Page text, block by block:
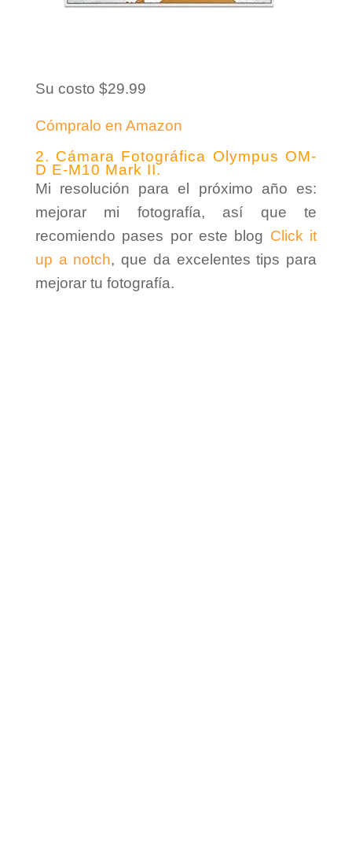
Su costo $29.99
Cómpralo en Amazon
2. Cámara Fotográfica Olympus OM-
D E-M10 Mark II.
Mi resolución para el próximo año es:
mejorar mi fotografía, así que te
recomiendo pases por este blog Click it
up a notch, que da excelentes tips para
mejorar tu fotografía.